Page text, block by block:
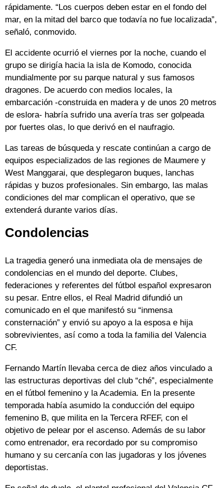
rápidamente. “Los cuerpos deben estar en el fondo del
mar, en la mitad del barco que todavía no fue localizada”,
señaló, conmovido.
El accidente ocurrió el viernes por la noche, cuando el
grupo se dirigía hacia la isla de Komodo, conocida
mundialmente por su parque natural y sus famosos
dragones. De acuerdo con medios locales, la
embarcación -construida en madera y de unos 20 metros
de eslora- habría sufrido una avería tras ser golpeada
por fuertes olas, lo que derivó en el naufragio.
Las tareas de búsqueda y rescate continúan a cargo de
equipos especializados de las regiones de Maumere y
West Manggarai, que desplegaron buques, lanchas
rápidas y buzos profesionales. Sin embargo, las malas
condiciones del mar complican el operativo, que se
extenderá durante varios días.
Condolencias
La tragedia generó una inmediata ola de mensajes de
condolencias en el mundo del deporte. Clubes,
federaciones y referentes del fútbol español expresaron
su pesar. Entre ellos, el Real Madrid difundió un
comunicado en el que manifestó su “inmensa
consternación” y envió su apoyo a la esposa e hija
sobrevivientes, así como a toda la familia del Valencia
CF.
Fernando Martín llevaba cerca de diez años vinculado a
las estructuras deportivas del club “ché”, especialmente
en el fútbol femenino y la Academia. En la presente
temporada había asumido la conducción del equipo
femenino B, que milita en la Tercera RFEF, con el
objetivo de pelear por el ascenso. Además de su labor
como entrenador, era recordado por su compromiso
humano y su cercanía con las jugadoras y los jóvenes
deportistas.